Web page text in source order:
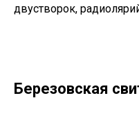
двустворок,
Березовская